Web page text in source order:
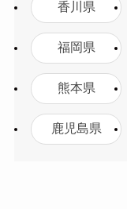
香川県
福岡県
熊本県
鹿児島県